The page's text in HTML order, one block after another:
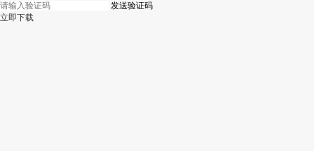
发送验证码
立即下载